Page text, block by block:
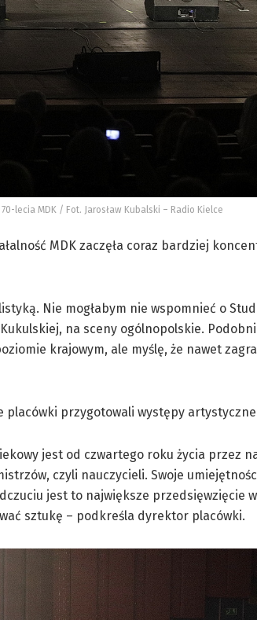
lecia MDK / Fot. Jarosław Kubalski – Radio Kielce
MDK zaczęła coraz bardziej
Nie mogłabym nie wspomnieć o
na sceny ogólnopolskie.
krajowym, ale myślę, że nawet
placówki przygotowali występy
jest od czwartego roku życia przez
czyli nauczycieli. Swoje
jest to największe przedsięwzięcie
sztukę – podkreśla dyrektor placówki.